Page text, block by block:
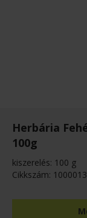
Herbária
100g
kiszerelés: 100 g
Cikkszám: